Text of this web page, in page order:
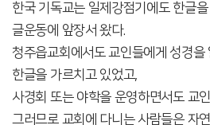
한국 기독교는 일제강점기에도 한글
글운동에 앞장서 왔다.
청주읍교회에서도 교인들에게 성경을
한글을 가르치고 있었고,
사경회 또는 야학을 운영하면서도 교
그러므로 교회에 다니는 사람들은 자